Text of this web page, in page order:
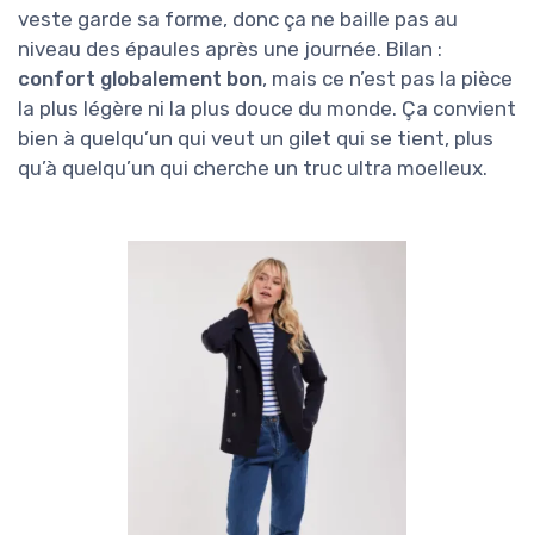
veste garde sa forme, donc ça ne baille pas au
niveau des épaules après une journée. Bilan :
confort globalement bon, mais ce n’est pas la pièce
la plus légère ni la plus douce du monde. Ça convient
bien à quelqu’un qui veut un gilet qui se tient, plus
qu’à quelqu’un qui cherche un truc ultra moelleux.